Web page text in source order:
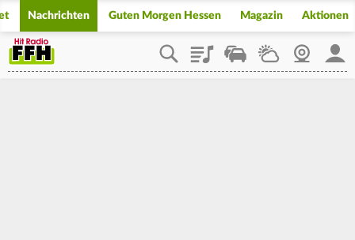
Nachrichten Guten Morgen Hessen Magazin Aktionen
PlaylistStaupilotWetterWebcam